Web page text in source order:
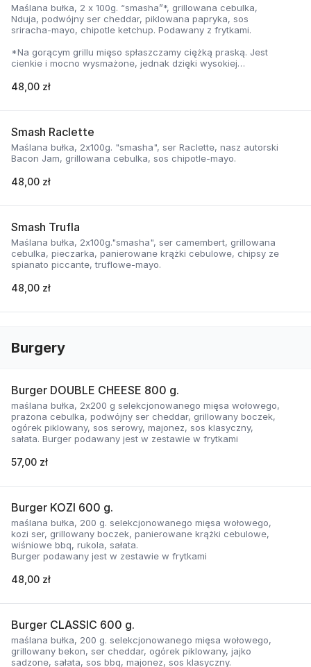
Maślana bułka, 2 x 100g. “smasha”*, grillowana cebulka,
Nduja, podwójny ser cheddar, piklowana papryka, sos
sriracha-mayo, chipotle ketchup. Podawany z frytkami.
*Na gorącym grillu mięso spłaszczamy ciężką praską. Jest
cienkie i mocno wysmażone, jednak dzięki wysokiej
delikatną soczystość.
48,00 zł
Smash Raclette
Maślana bułka, 2x100g. "smasha", ser Raclette, nasz autorski
Bacon Jam, grillowana cebulka, sos chipotle-mayo.
48,00 zł
Smash Trufla
Maślana bułka, 2x100g."smasha", ser camembert, grillowana
cebulka, pieczarka, panierowane krążki cebulowe, chipsy ze
spianato piccante, truflowe-mayo.
48,00 zł
Burgery
Burger DOUBLE CHEESE 800 g.
maślana bułka, 2x200 g selekcjonowanego mięsa wołowego,
prażona cebulka, podwójny ser cheddar, grillowany boczek,
ogórek piklowany, sos serowy, majonez, sos klasyczny,
sałata. Burger podawany jest w zestawie w frytkami
57,00 zł
Burger KOZI 600 g.
maślana bułka, 200 g. selekcjonowanego mięsa wołowego,
kozi ser, grillowany boczek, panierowane krążki cebulowe,
wiśniowe bbq, rukola, sałata.
Burger podawany jest w zestawie w frytkami
48,00 zł
Burger CLASSIC 600 g.
maślana bułka, 200 g. selekcjonowanego mięsa wołowego,
grillowany bekon, ser cheddar, ogórek piklowany, jajko
sadzone, sałata, sos bbq, majonez, sos klasyczny.